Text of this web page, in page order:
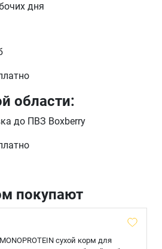
дня
области:
до ПВЗ Boxberry
покупают
сухой корм для